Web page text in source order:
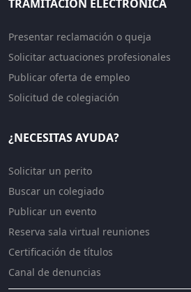
TRAMITACIÓN ELECTRÓNICA
Presentar reclamación o queja
Solicitar actuaciones profesionales
Publicar oferta de empleo
Solicitud de colegiación
¿NECESITAS AYUDA?
Solicitar un perito
Buscar un colegiado
Publicar un evento
Reserva sala virtual reuniones
Certificación de títulos
Canal de denuncias